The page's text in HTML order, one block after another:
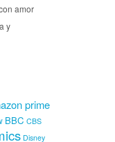
amor
y
prime
BBC CBS
Disney